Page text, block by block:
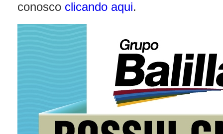
conosco clicando aqui.